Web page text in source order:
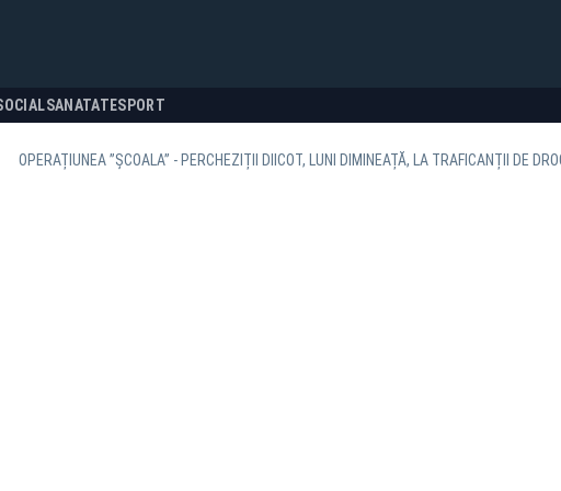
SANATATESPORT
OPERAȚIUNEA ”ȘCOALA” - PERCHEZIȚII DIICOT, LUNI DIMINEAȚĂ, LA TRAFICANȚII DE